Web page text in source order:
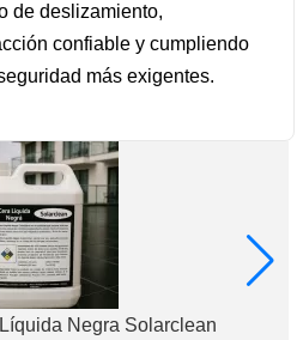
de deslizamiento,
confiable y cumpliendo
más exigentes.
Negra Solarclean